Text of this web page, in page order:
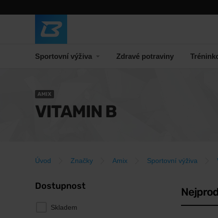
Sportovní výživa Zdravé potraviny
AMIX
VITAMIN B
Úvod Značky Amix Sportovní výživa
Dostupnost
Skladem